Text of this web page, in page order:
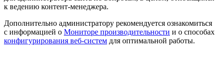
к ведению контент-менеджера.
Дополнительно администратору рекомендуется ознакомиться
с информацией о Мониторе производительности и о способах
конфигурирования веб-систем для оптимальной работы.